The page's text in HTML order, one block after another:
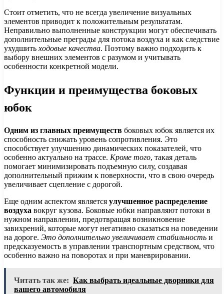
Стоит отметить, что не всегда увеличение визуальных
элементов приводит к положительным результатам.
Неправильно выполненные конструкции могут обеспечивать
дополнительные преграды для потока воздуха и как следствие
ухудшить ходовые качества. Поэтому важно подходить к
выбору внешних элементов с разумом и учитывать
особенности конкретной модели.
Функции и преимущества боковых
юбок
Одним из главных преимуществ боковых юбок является их
способность снижать уровень сопротивления. Это
способствует улучшению динамических показателей, что
особенно актуально на трассе. Кроме того, такая деталь
помогает минимизировать подъемную силу, создавая
дополнительный прижим к поверхности, что в свою очередь
увеличивает сцепление с дорогой.
Еще одним аспектом является улучшенное распределение
воздуха вокруг кузова. Боковые юбки направляют потоки в
нужном направлении, предотвращая возникновение
завихрений, которые могут негативно сказаться на поведении
на дороге. Это дополнительно увеличивает стабильность и
предсказуемость в управлении транспортным средством, что
особенно важно на поворотах и при маневрировании.
Читать так же: Как выбрать идеальные дворники для
вашего автомобиля